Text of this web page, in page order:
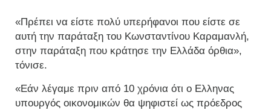
«Πρέπει να είστε πολύ υπερήφανοι που είστε σε
αυτή την παράταξη του Κωνσταντίνου Καραμανλή,
στην παράταξη που κράτησε την Ελλάδα όρθια»,
τόνισε.
«Εάν λέγαμε πριν από 10 χρόνια ότι ο Ελληνας
υπουργός οικονομικών θα ψηφιστεί ως πρόεδρος